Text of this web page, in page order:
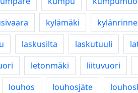
kylämäki kylänrinne
laskusilta laskutuuli
letonmäki liituvuori
louhos louhosjäte